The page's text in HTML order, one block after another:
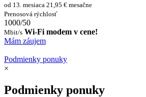
od 13. mesiaca 21,95 € mesačne
Prenosová rýchlosť
1000/50
Mbit/s Wi-Fi modem v cene!
Mám záujem
Podmienky ponuky
×
Podmienky ponuky